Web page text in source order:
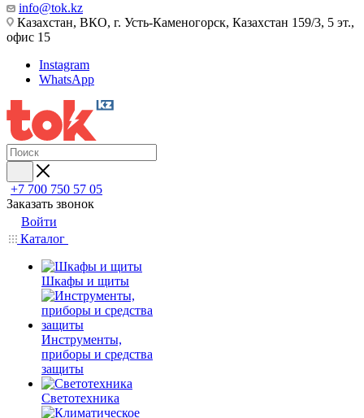
info@tok.kz
Казахстан, ВКО, г. Усть-Каменогорск, Казахстан 159/3, 5 эт.,
офис 15
Instagram
WhatsApp
+7 700 750 57 05
Заказать звонок
Войти
Каталог
Шкафы и щиты
Инструменты,
приборы и средства
защиты
Светотехника